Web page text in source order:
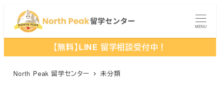
ン
MENU
【無料】LINE 留学相談受付中！
North Peak 留学センター 未分類